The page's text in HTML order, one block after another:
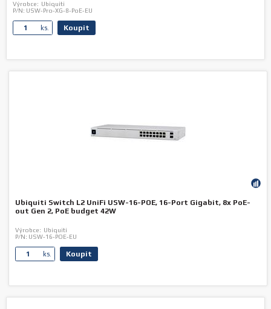
Výrobce: Ubiquiti
P/N: USW-Pro-XG-8-PoE-EU
ks. Koupit
Ubiquiti Switch L2 UniFi USW-16-POE, 16-Port Gigabit, 8x PoE-
out Gen 2, PoE budget 42W
Výrobce: Ubiquiti
P/N: USW-16-POE-EU
ks. Koupit